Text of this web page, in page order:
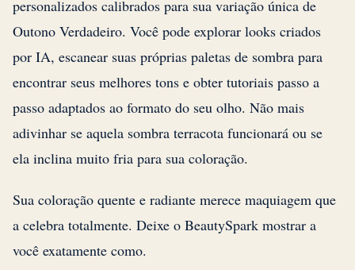
personalizados calibrados para sua variação única de
Outono Verdadeiro. Você pode explorar looks criados
por IA, escanear suas próprias paletas de sombra para
encontrar seus melhores tons e obter tutoriais passo a
passo adaptados ao formato do seu olho. Não mais
adivinhar se aquela sombra terracota funcionará ou se
ela inclina muito fria para sua coloração.
Sua coloração quente e radiante merece maquiagem que
a celebra totalmente. Deixe o BeautySpark mostrar a
você exatamente como.